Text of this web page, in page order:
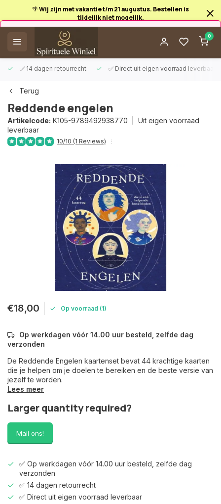
🌴 Wij zijn met vakantie t/m 21 augustus. Bestellen is
tijdelijk niet mogelijk.
0
✅ 14 dagen retourrecht ✅ Direct uit eigen voorraad leverbaar
Afrekenen is uitgeschakeld.
Terug
Reddende engelen
Artikelcode: K105-9789492938770 | Uit eigen voorraad
leverbaar
10/10 (1 Reviews)
€18,00 Op voorraad (1)
Op werkdagen vóór 14.00 uur besteld, zelfde dag
verzonden
De Reddende Engelen kaartenset bevat 44 krachtige kaarten
die je helpen om je doelen te bereiken en de beste versie van
jezelf te worden.
Lees meer
Larger quantity required?
Mail ons!
✅ Op werkdagen vóór 14.00 uur besteld, zelfde dag
verzonden
✅ 14 dagen retourrecht
✅ Direct uit eigen voorraad leverbaar